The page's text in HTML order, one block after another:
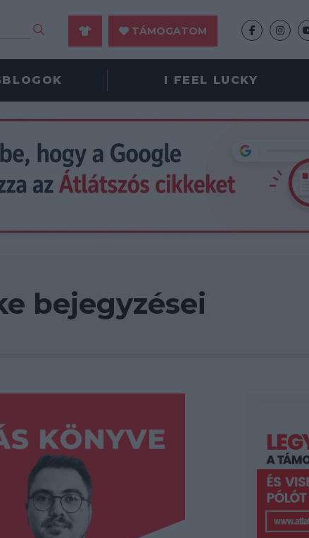
TÁMOGATOM
I FEEL LUCKY
bejegyzései